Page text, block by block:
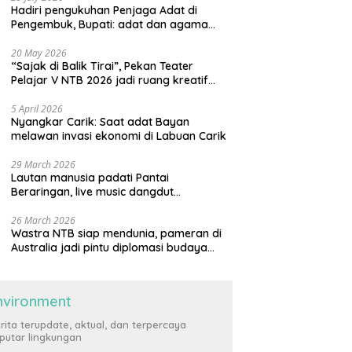
Hadiri pengukuhan Penjaga Adat di
Pengembuk, Bupati: adat dan agama
20 May 2026
“Sajak di Balik Tirai”, Pekan Teater
Pelajar V NTB 2026 jadi ruang kreatif
5 April 2026
Nyangkar Carik: Saat adat Bayan
melawan invasi ekonomi di Labuan Carik
29 March 2026
Lautan manusia padati Pantai
Beraringan, live music dangdut
KLU
26 March 2026
Wastra NTB siap mendunia, pameran di
Australia jadi pintu diplomasi budaya
terupdate, aktual, dan terpercaya
lingkungan